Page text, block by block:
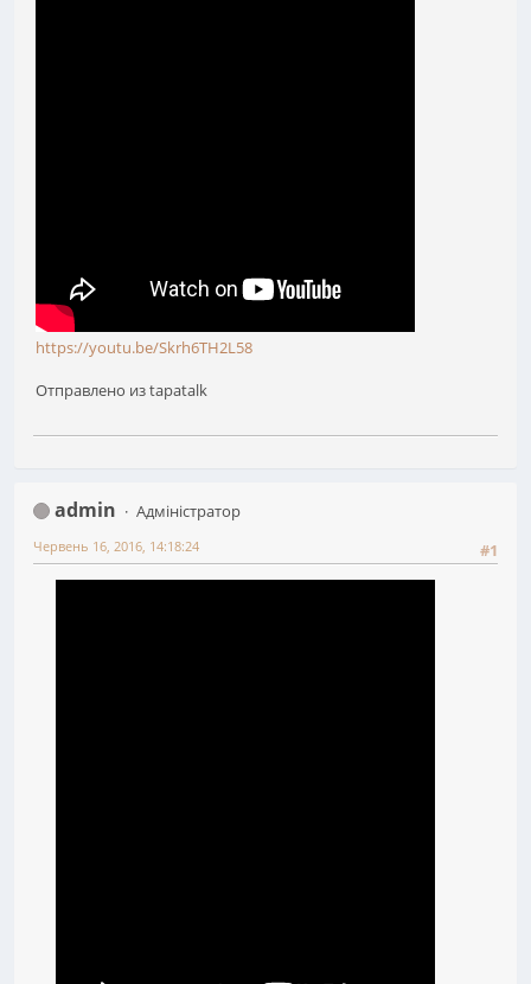
https://youtu.be/Skrh6TH2L58
Отправлено из tapatalk
admin
Адміністратор
#1
Червень 16, 2016, 14:18:24